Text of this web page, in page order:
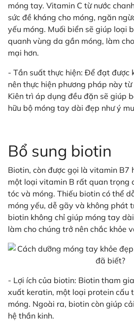
móng tay. Vitamin C từ nước
sức đề kháng cho móng, ngăn
yếu móng. Muối biển sẽ giúp loại
quanh vùng da gần móng, làm
mại hơn.
- Tần suất thực hiện: Để đạt được
nên thực hiện phương pháp này
Kiên trì áp dụng đều đặn sẽ giúp
hữu bộ móng tay dài đẹp như ý
Bổ sung biotin
Biotin, còn được gọi là vitamin B7
một loại vitamin B rất quan trọng
tóc và móng. Thiếu biotin có thể
móng yếu, dễ gãy và không phát
biotin không chỉ giúp móng tay
làm cho chúng trở nên chắc khỏe
- Lợi ích của biotin: Biotin tham
xuất keratin, một loại protein cấu
móng. Ngoài ra, biotin còn giúp
hệ thần kinh.